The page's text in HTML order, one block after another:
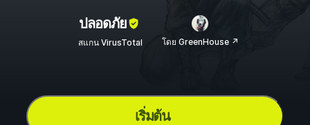
ปลอดภัย
สแกน VirusTotal โดย GreenHouse ↗
เริ่มต้น